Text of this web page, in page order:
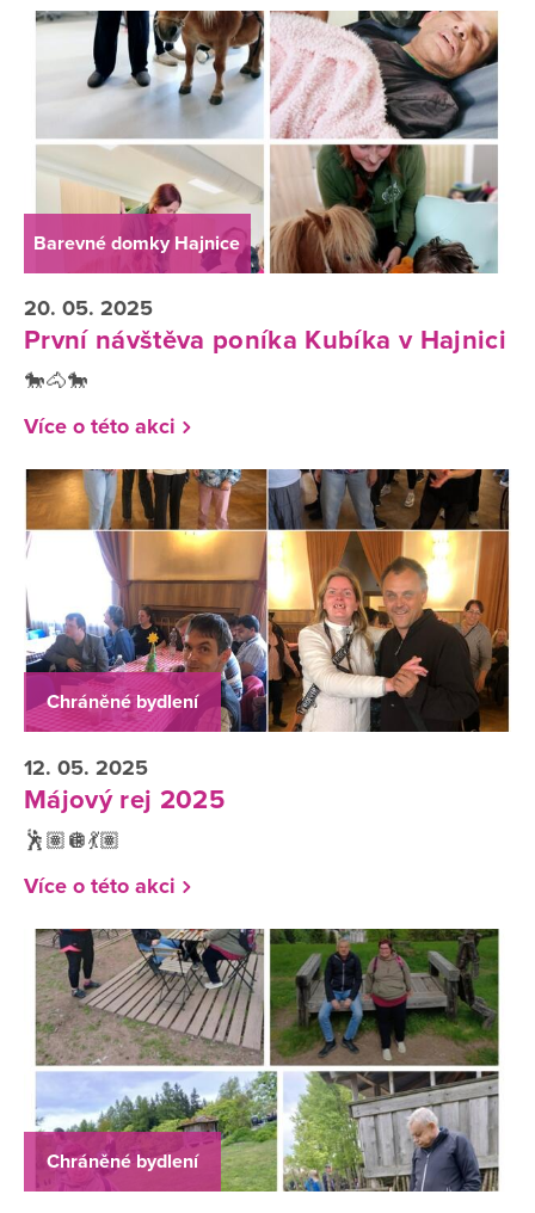
Barevné domky Hajnice
20. 05. 2025
První návštěva poníka Kubíka v Hajnici
🐎🐴🐎
Více o této akci
Chráněné bydlení
12. 05. 2025
Májový rej 2025
🕺🏽🪩💃🏽
Více o této akci
Chráněné bydlení